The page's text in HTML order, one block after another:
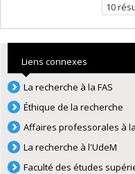
10
Liens connexes
La recherche à la FAS
Éthique de la recherche
Affaires professorales à la
La recherche à l'UdeM
Faculté des études